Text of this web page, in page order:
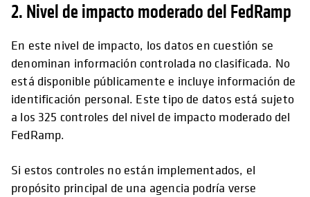
2. Nivel de impacto moderado del FedRamp
En este nivel de impacto, los datos en cuestión se
denominan información controlada no clasificada. No
está disponible públicamente e incluye información de
identificación personal. Este tipo de datos está sujeto
a los 325 controles del nivel de impacto moderado del
FedRamp.
Si estos controles no están implementados, el
propósito principal de una agencia podría verse